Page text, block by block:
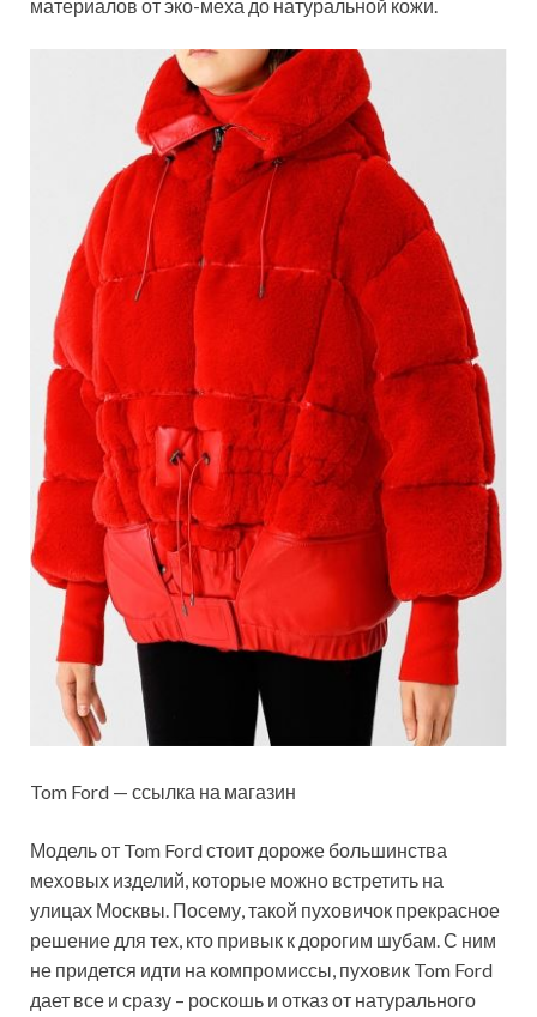
материалов от эко-меха до натуральной кожи.
Tom Ford — ссылка на магазин
Модель от Tom Ford стоит дороже большинства
меховых изделий, которые можно встретить на
улицах Москвы. Посему, такой пуховичок прекрасное
решение для тех, кто привык к дорогим шубам. С ним
не придется идти на компромиссы, пуховик Tom Ford
дает все и сразу – роскошь и отказ от натурального